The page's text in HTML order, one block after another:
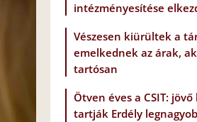
intézményesítése
Vészesen kiürültek a
emelkednek az árak,
tartósan
Ötven éves a CSIT:
tartják Erdély